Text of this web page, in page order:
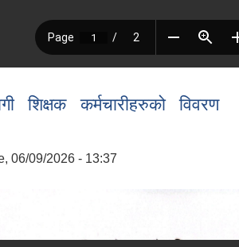
l
शिक्षक कर्मचारीहरुको विवरण
06/09/2026 - 13:37